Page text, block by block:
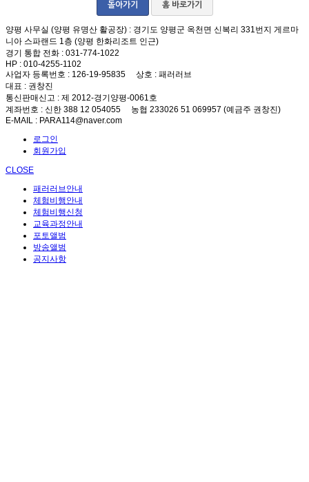
돌아가기 홈 바로가기
양평 사무실 (양평 유명산 활공장) : 경기도 양평군 옥천면 신복리 331번지 게르마
니아 스파랜드 1층 (양평 한화리조트 인근)
경기 통합 전화 : 031-774-1022
HP : 010-4255-1102
사업자 등록번호 : 126-19-95835 상호 : 패러러브
대표 : 권창진
통신판매신고 : 제 2012-경기양평-0061호
계좌번호 : 신한 388 12 054055 농협 233026 51 069957 (예금주 권창진)
E-MAIL : PARA114@naver.com
로그인
회원가입
CLOSE
패러러브안내
체험비행안내
체험비행신청
교육과정안내
포토앨범
방송앨범
공지사항